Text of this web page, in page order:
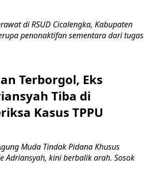
di RSUD Cicalengka, Kabupaten
penonaktifan sementara dari tugas
Terborgol, Eks
Tiba di
Kasus TPPU
Muda Tindak Pidana Khusus
Adriansyah, kini berbalik arah. Sosok